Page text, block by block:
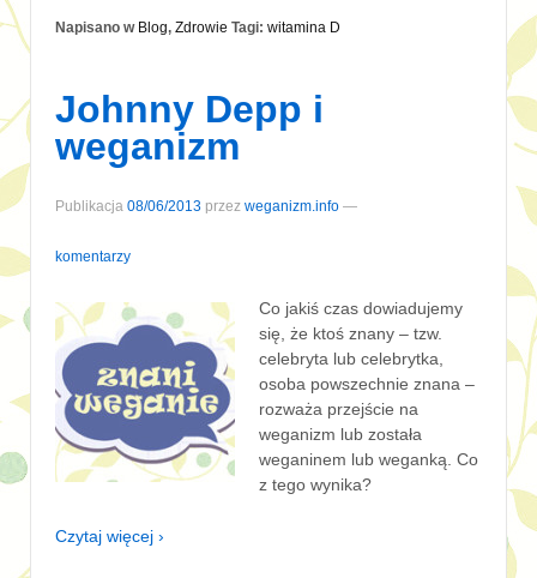
Napisano w Blog, Zdrowie Tagi: witamina D
Johnny Depp i
weganizm
Publikacja 08/06/2013 przez weganizm.info —
komentarzy
Co jakiś czas dowiadujemy
się, że ktoś znany – tzw.
celebryta lub celebrytka,
osoba powszechnie znana –
rozważa przejście na
weganizm lub została
weganinem lub weganką. Co
z tego wynika?
Czytaj więcej ›